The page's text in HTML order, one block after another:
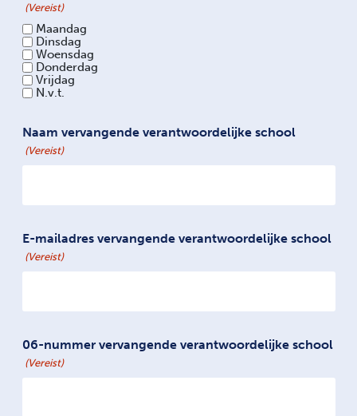
(Vereist)
Maandag
Dinsdag
Woensdag
Donderdag
Vrijdag
N.v.t.
Naam vervangende verantwoordelijke school
(Vereist)
E-mailadres vervangende verantwoordelijke school
(Vereist)
06-nummer vervangende verantwoordelijke school
(Vereist)